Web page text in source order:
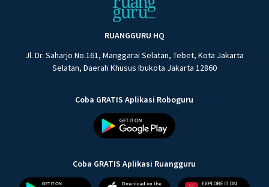
RUANGGURU HQ
Jl. Dr. Saharjo No.161, Manggarai Selatan, Tebet, Kota Jakarta
Selatan, Daerah Khusus Ibukota Jakarta 12860
Coba GRATIS Aplikasi Roboguru
Coba GRATIS Aplikasi Ruangguru